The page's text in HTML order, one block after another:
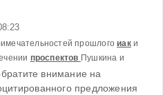
прошлого иак и
проспектов Пушкина и
внимание на
предложения